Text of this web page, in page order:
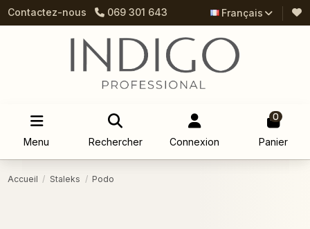
Contactez-nous 069 301 643 Français
Menu Rechercher Connexion
0
Panier
Accueil Staleks Podo